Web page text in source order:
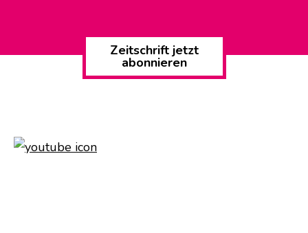
Zeitschrift jetzt
abonnieren